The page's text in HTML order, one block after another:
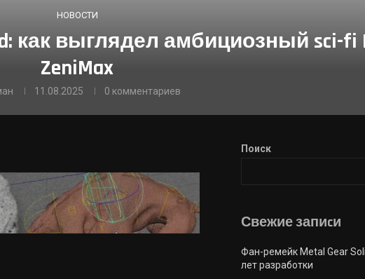
НОВОСТИ
как выглядел амбициозный sci-fi
ZeniMax
11.08.2025 0 комментариев
Поиск
Свежие запиcи
Фан-ремейк Metal Gear
лет разработки